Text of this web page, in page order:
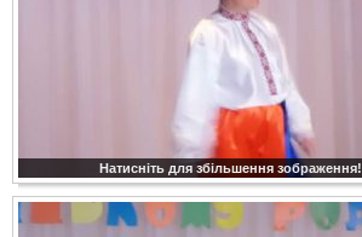
Натисніть для збільшення зображення!